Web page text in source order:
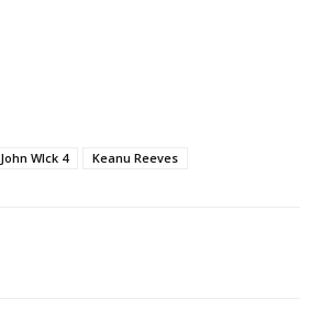
John WIck 4 Keanu Reeves